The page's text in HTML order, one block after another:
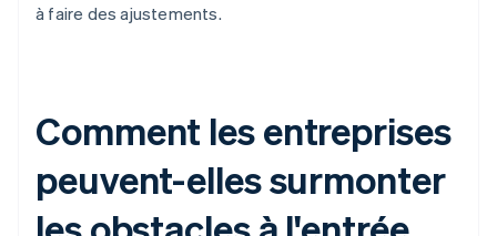
à faire des ajustements.
Comment les entreprises
peuvent-elles surmonter